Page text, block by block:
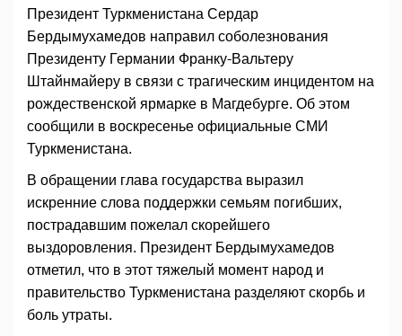
Президент Туркменистана Сердар
Бердымухамедов направил соболезнования
Президенту Германии Франку-Вальтеру
Штайнмайеру в связи с трагическим инцидентом на
рождественской ярмарке в Магдебурге. Об этом
сообщили в воскресенье официальные СМИ
Туркменистана.
В обращении глава государства выразил
искренние слова поддержки семьям погибших,
пострадавшим пожелал скорейшего
выздоровления. Президент Бердымухамедов
отметил, что в этот тяжелый момент народ и
правительство Туркменистана разделяют скорбь и
боль утраты.